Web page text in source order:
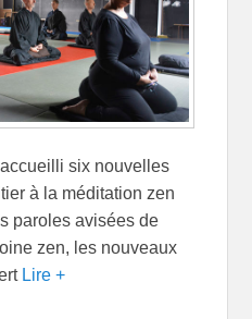
six nouvelles
à la méditation zen
paroles avisées de
zen, les nouveaux
Lire +